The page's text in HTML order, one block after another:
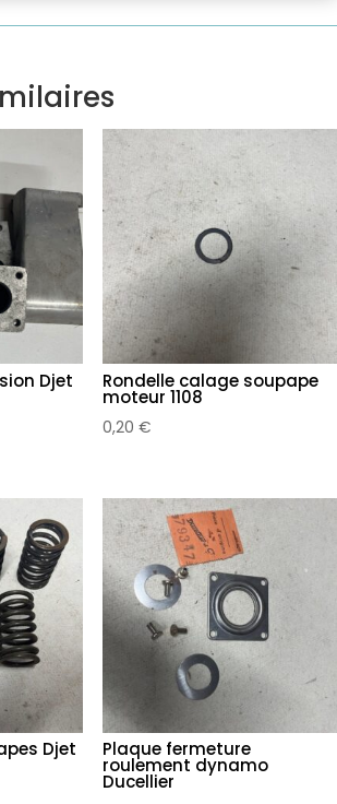
Djet Rondelle calage soupape
moteur 1108
0,20 €
Djet Plaque fermeture
roulement dynamo
Ducellier